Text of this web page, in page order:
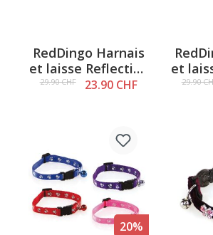
RedDingo Harnais
et laisse Reflective
Ziggy Bleu foncé -
29.90 CHF 23.90 CHF
et
29.90
20%